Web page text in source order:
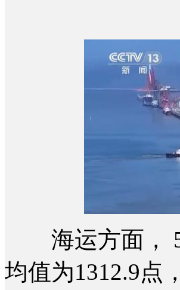
海运方面， 5
均值为1312.9点